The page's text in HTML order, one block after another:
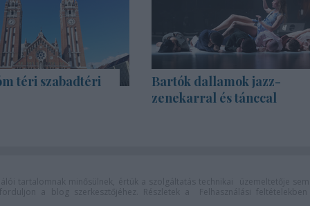
téri szabadtéri
Bartók dallamok jazz-
zenekarral és tánccal